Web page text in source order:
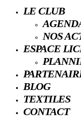
LE CLUB
NOS
ESPACE
BLOG
TEXTILES
CONTACT